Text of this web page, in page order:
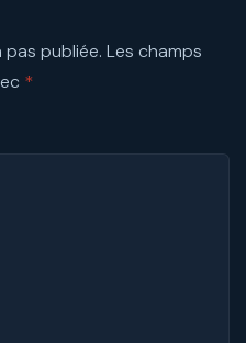
publiée. Les champs
*